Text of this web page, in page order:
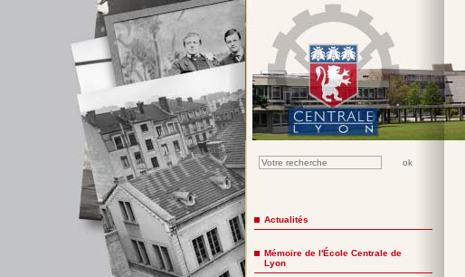
Actualités
Mémoire de l'École Centrale de
Lyon